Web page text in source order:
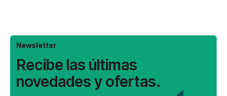
Newsletter
Recibe las últimas
novedades y ofertas.